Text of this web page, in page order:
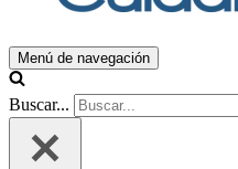
Menú de navegación
Buscar...